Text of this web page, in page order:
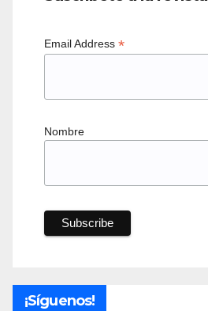
Email Address *
Nombre
¡Síguenos!